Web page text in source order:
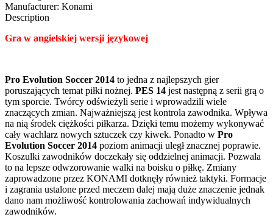
Manufacturer: Konami
Description
Gra w angielskiej wersji językowej
Pro Evolution Soccer 2014 to jedna z najlepszych gier
poruszających temat piłki nożnej. PES 14 jest następną z serii grą o
tym sporcie. Twórcy odświeżyli serie i wprowadzili wiele
znaczących zmian. Najważniejszą jest kontrola zawodnika. Wpływa
na nią środek ciężkości piłkarza. Dzięki temu możemy wykonywać
cały wachlarz nowych sztuczek czy kiwek. Ponadto w Pro
Evolution Soccer 2014 poziom animacji uległ znacznej poprawie.
Koszulki zawodników doczekały się oddzielnej animacji. Pozwala
to na lepsze odwzorowanie walki na boisku o piłkę. Zmiany
zaprowadzone przez KONAMI dotknęły również taktyki. Formacje
i zagrania ustalone przed meczem dalej mają duże znaczenie jednak
dano nam możliwość kontrolowania zachowań indywidualnych
zawodników.